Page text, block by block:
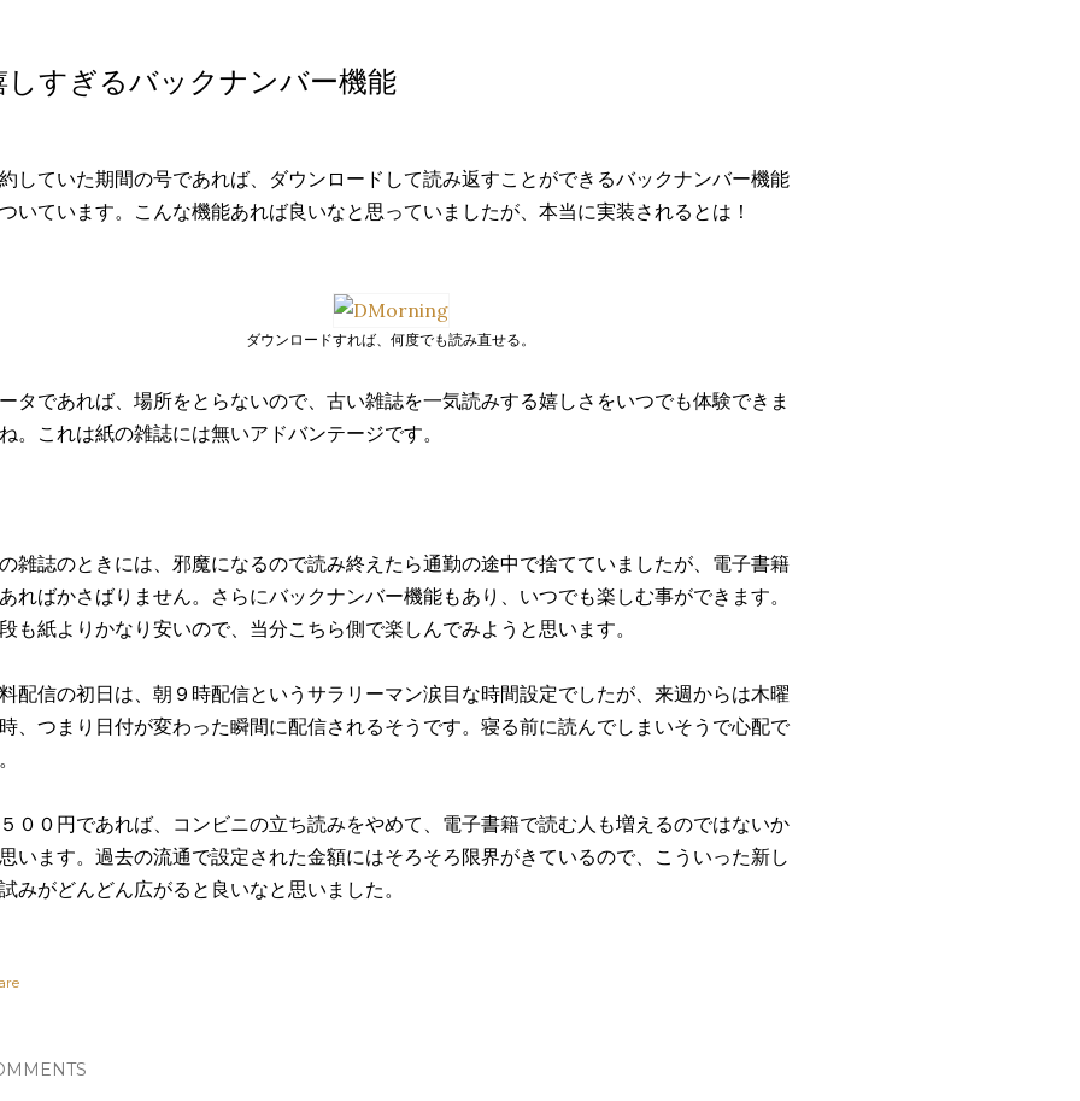
しすぎるバックナンバー機能
していた期間の号であれば、ダウンロードして読み返すことができるバックナンバー機能
いています。こんな機能あれば良いなと思っていましたが、本当に実装されるとは！
ダウンロードすれば、何度でも読み直せる。
タであれば、場所をとらないので、古い雑誌を一気読みする嬉しさをいつでも体験できま
。これは紙の雑誌には無いアドバンテージです。
雑誌のときには、邪魔になるので読み終えたら通勤の途中で捨てていましたが、電子書籍
ればかさばりません。さらにバックナンバー機能もあり、いつでも楽しむ事ができます。
も紙よりかなり安いので、当分こちら側で楽しんでみようと思います。
配信の初日は、朝９時配信というサラリーマン涙目な時間設定でしたが、来週からは木曜
、つまり日付が変わった瞬間に配信されるそうです。寝る前に読んでしまいそうで心配で
００円であれば、コンビニの立ち読みをやめて、電子書籍で読む人も増えるのではないか
います。過去の流通で設定された金額にはそろそろ限界がきているので、こういった新し
みがどんどん広がると良いなと思いました。